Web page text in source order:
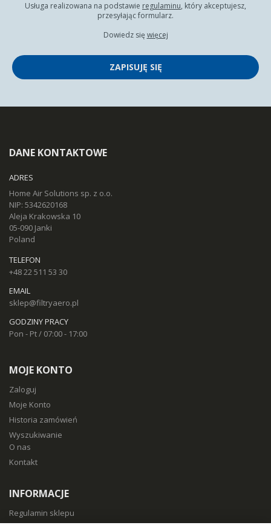
Usługa realizowana na podstawie regulaminu, który akceptujesz,
przesyłając formularz.
Dowiedz się więcej
ZAPISUJĘ SIĘ
DANE KONTAKTOWE
ADRES
Home Air Solutions sp. z o.o.
NIP: 5342620168
Aleja Krakowska 10
05-090 Janki
Poland
TELEFON
+48 22 511 53 30
EMAIL
sklep@filtryaero.pl
GODZINY PRACY
Pon - Pt / 07:00 - 17:00
MOJE KONTO
Zaloguj
Moje Konto
Historia zamówień
Wyszukiwanie
O nas
Kontakt
INFORMACJE
Regulamin sklepu